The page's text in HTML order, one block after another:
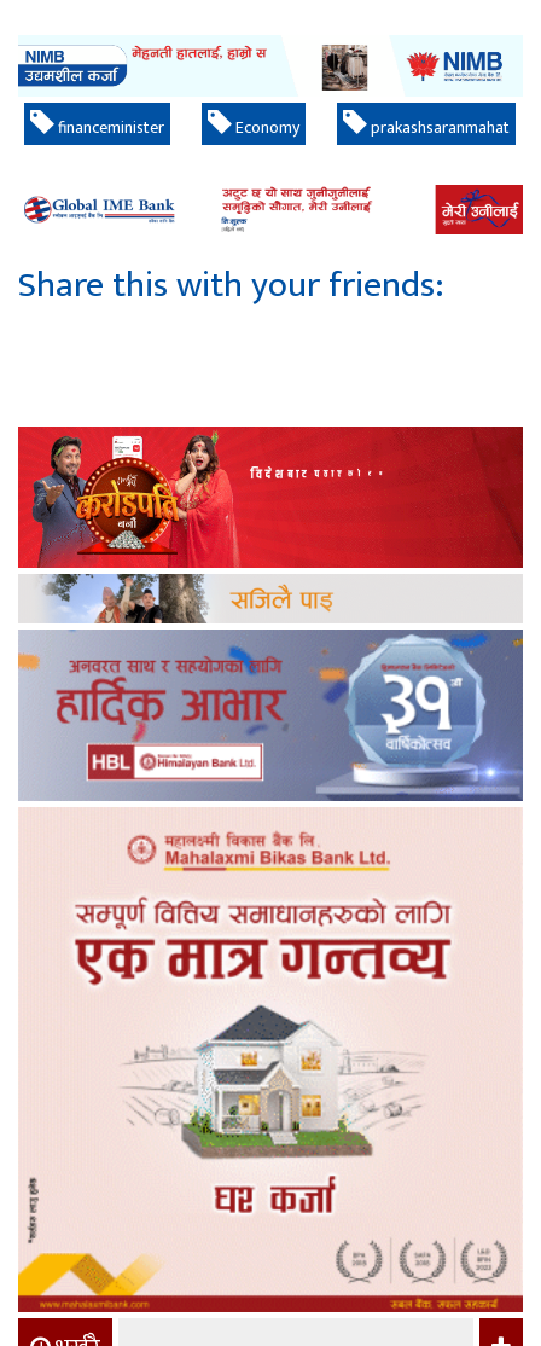
financeminister Economy prakashsaranmahat
Share this with your friends: